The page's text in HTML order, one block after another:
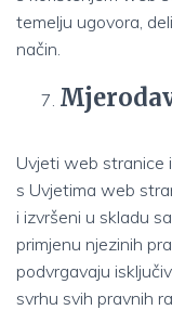
temelju ugovora,
način.
Uvjeti web stranice
s Uvjetima web
i izvršeni u skladu
primjenu njezinih
podvrgavaju
svrhu svih pravnih